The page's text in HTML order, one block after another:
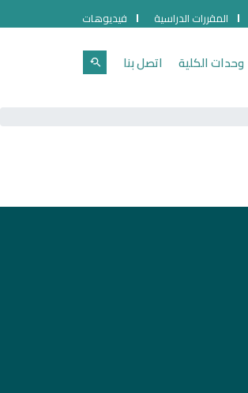
المقررات الدراسية فيديوهات
وحدات الكلية اتصل بنا